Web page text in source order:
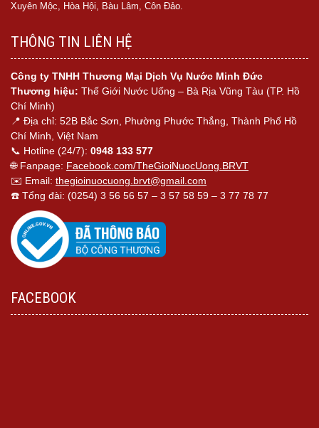
Xuyên Mộc, Hòa Hội, Bàu Lâm, Côn Đảo.
THÔNG TIN LIÊN HỆ
Công ty TNHH Thương Mại Dịch Vụ Nước Minh Đức
Thương hiệu: Thế Giới Nước Uống – Bà Rịa Vũng Tàu (TP. Hồ
Chí Minh)
📍 Địa chỉ: 52B Bắc Sơn, Phường Phước Thắng, Thành Phố Hồ
Chí Minh, Việt Nam
📞 Hotline (24/7): 0948 133 577
🌐 Fanpage: Facebook.com/TheGioiNuocUong.BRVT
✉️ Email: thegioinuocuong.brvt@gmail.com
☎️ Tổng đài: (0254) 3 56 56 57 – 3 57 58 59 – 3 77 78 77
FACEBOOK